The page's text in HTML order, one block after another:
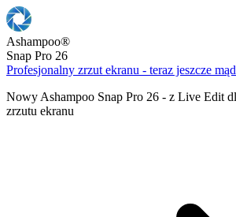
Ashampoo®
Snap Pro 26
Profesjonalny zrzut ekranu - teraz jeszcze
Nowy Ashampoo Snap Pro 26 - z Live Edit
zrzutu ekranu